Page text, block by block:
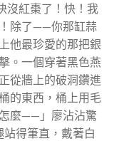
沒紅棗了！快！我
除了——你那缸蒜
他最珍愛的那把銀
。一個穿著黑色燕
從牆上的破洞鑽進
的東西，桶上用毛
麼——」廖沾沾驚
得筆直，戴著白